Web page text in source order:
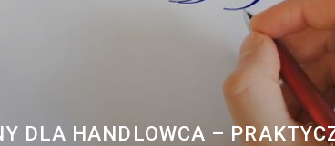
DLA HANDLOWCA –